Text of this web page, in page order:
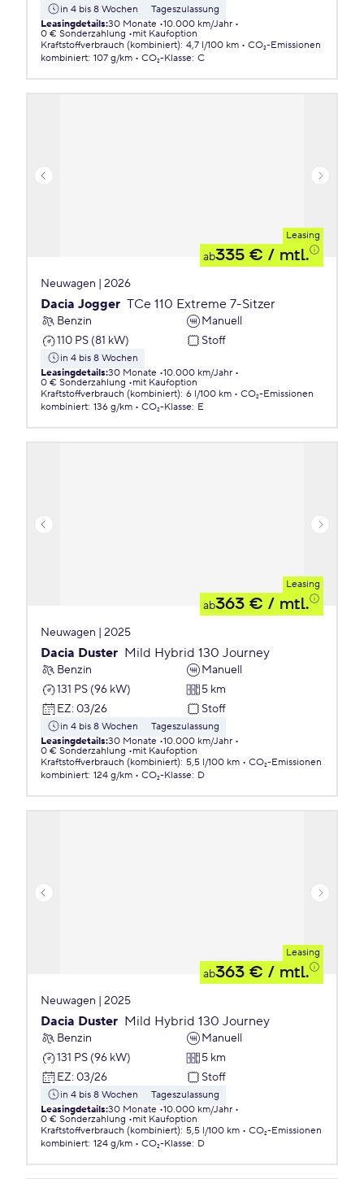
in 4 bis 8 Wochen
Tageszulassung
Leasingdetails:30 Monate 10.000 km/Jahr
0 € Sonderzahlung
mit Kaufoption
Kraftstoffverbrauch (kombiniert): 4,7 l/100 km
CO₂-Emissionen
kombiniert: 107 g/km CO₂-Klasse: C
Leasing
ab335 € / mtl.
Neuwagen | 2026
Dacia Jogger TCe 110 Extreme 7-Sitzer
Benzin
Manuell
110 PS (81 kW)
Stoff
in 4 bis 8 Wochen
Leasingdetails:30 Monate 10.000 km/Jahr
0 € Sonderzahlung
mit Kaufoption
Kraftstoffverbrauch (kombiniert): 6 l/100 km
CO₂-Emissionen
kombiniert: 136 g/km CO₂-Klasse: E
Leasing
ab363 € / mtl.
Neuwagen | 2025
Dacia Duster Mild Hybrid 130 Journey
Benzin
Manuell
131 PS (96 kW)
5 km
EZ: 03/26 Stoff
in 4 bis 8 Wochen
Tageszulassung
Leasingdetails:30 Monate 10.000 km/Jahr
0 € Sonderzahlung
mit Kaufoption
Kraftstoffverbrauch (kombiniert): 5,5 l/100 km
CO₂-Emissionen
kombiniert: 124 g/km CO₂-Klasse: D
Leasing
ab363 € / mtl.
Neuwagen | 2025
Dacia Duster Mild Hybrid 130 Journey
Benzin
Manuell
131 PS (96 kW)
5 km
EZ: 03/26 Stoff
in 4 bis 8 Wochen
Tageszulassung
Leasingdetails:30 Monate 10.000 km/Jahr
0 € Sonderzahlung
mit Kaufoption
Kraftstoffverbrauch (kombiniert): 5,5 l/100 km
CO₂-Emissionen
kombiniert: 124 g/km CO₂-Klasse: D